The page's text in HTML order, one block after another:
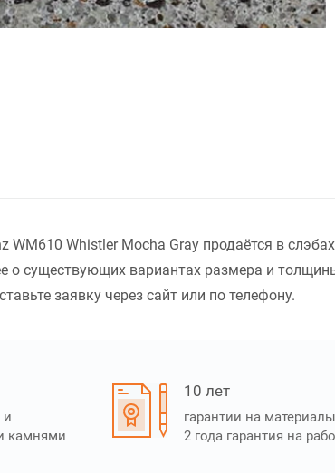
WM610 Whistler Mocha Gray продаётся в
о существующих вариантах размера и
заявку через сайт или по телефону.
и
камнями
10 лет
гарантии на материалы
2 года гарантия на